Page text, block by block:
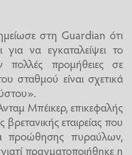
στη Guardian ότι
να εγκαταλείψει το
προμήθειες σε
σταθμού είναι σχετικά
Μπέικερ, επικεφαλής
εταιρείας που
προώθησης πυραύλων,
πραγματοποιήθηκε η